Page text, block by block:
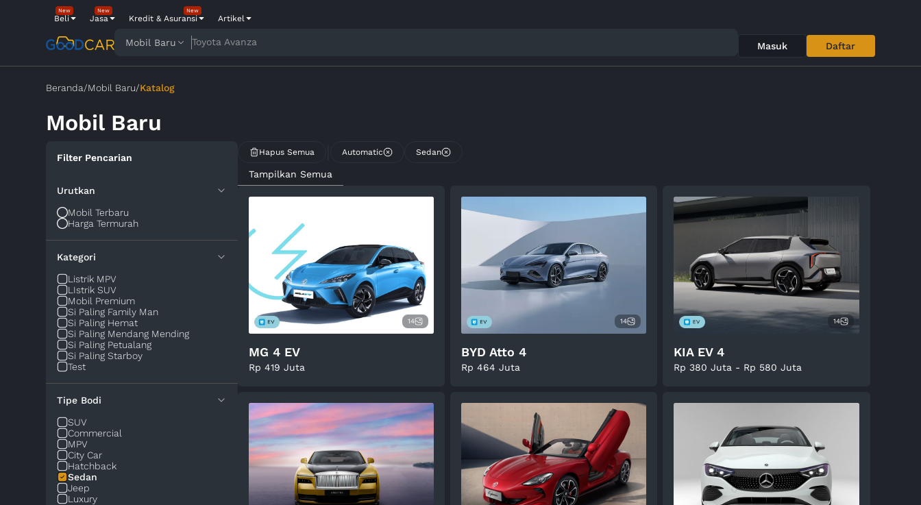
Beli
New
Jasa
New
Kredit & Asuransi
New
Artikel
Mobil Baru Toyota Avanza Masuk Daftar
Beranda/Mobil Baru/Katalog
Mobil Baru
Filter Pencarian
Urutkan
Mobil Terbaru
Harga Termurah
Kategori
Listrik MPV
LIstrik SUV
Mobil Premium
Si Paling Family Man
Si Paling Hemat
Si Paling Mendang Mending
Si Paling Petualang
Si Paling Starboy
Test
Tipe Bodi
SUV
Commercial
MPV
City Car
Hatchback
Sedan
Jeep
Luxury
Hapus Semua Automatic Sedan
Tampilkan Semua
14
MG 4 EV
Rp 419 Juta
14
BYD Atto 4
Rp 464 Juta
14
KIA EV 4
Rp 380 Juta - Rp 580 Juta